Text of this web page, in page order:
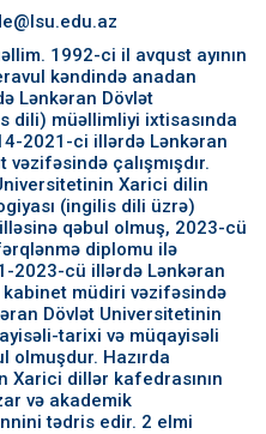
1992-ci il avqust ayının
kəndində anadan
Lənkəran Dövlət
dili) müəllimliyi ixtisasında
2021-ci illərdə Lənkəran
çalışmışdır.
Xarici dilin
(ingilis dili üzrə)
qəbul olmuş, 2023-cü
diplomu ilə
2023-cü illərdə Lənkəran
müdiri vəzifəsində
Dövlət Universitetinin
tarixi və müqayisəli
olmuşdur. Hazırda
Xarici dillər kafedrasının
və akademik
tədris edir. 2 elmi